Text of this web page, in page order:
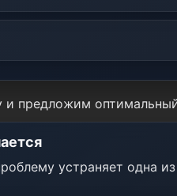
предложим
устраняет одна